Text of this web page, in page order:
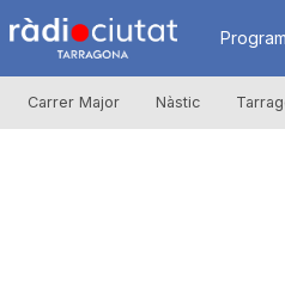
R
à
Carrer Major Nàstic